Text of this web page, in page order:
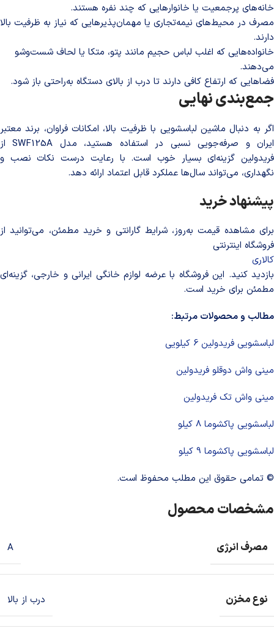
خانه‌های پرجمعیت یا خانوارهایی که چند نفره هستند.
مصرف در محیط‌های نیمه‌تجاری یا مهمان‌پذیرهایی که نیاز به ظرفیت بالا
دارند.
خانواده‌هایی که اغلب لباس حجیم مانند پتو، متکا یا لحاف شست‌وشو
می‌دهند.
فضاهایی که ارتفاع کافی دارند تا درب از بالای دستگاه به‌راحتی باز شود.
جمع‌بندی نهایی
اگر به دنبال ماشین لباسشویی با ظرفیت بالا، امکانات فراوان، برند معتبر
ایران و صرفه‌جویی نسبی در استفاده هستید، مدل SWF125A از
فریدولین گزینه‌ای بسیار خوب است. با رعایت درست نکات نصب و
نگهداری، می‌تواند سال‌ها عملکرد قابل اعتماد ارائه دهد.
پیشنهاد خرید
برای مشاهده قیمت به‌روز، شرایط گارانتی و خرید مطمئن، می‌توانید از
فروشگاه اینترنتی
کالاری
بازدید کنید. این فروشگاه با عرضه لوازم خانگی ایرانی و خارجی، گزینه‌ای
مطمئن برای خرید است.
مطالب و محصولات مرتبط:
لباسشویی فریدولین 6 کیلویی
مینی واش دوقلو فریدولین
مینی واش تک فریدولین
لباسشویی پاکشوما 8 کیلو
لباسشویی پاکشوما 9 کیلو
© تمامی حقوق این مطلب محفوظ است.
مشخصات محصول
مصرف انرژی A
نوع مخزن درب از بالا